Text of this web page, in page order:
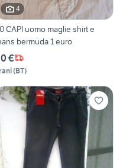
4
CAPI uomo maglie shirt e
bermuda 1 euro
€
(BT)